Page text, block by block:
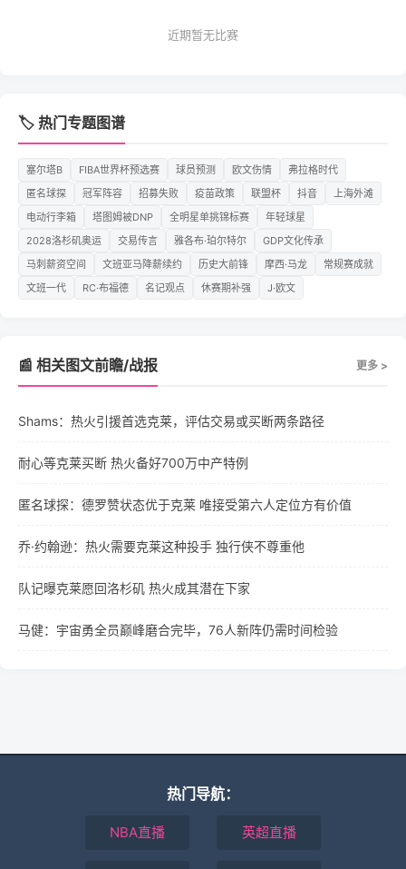
近期暂无比赛
🏷️ 热门专题图谱
塞尔塔B FIBA世界杯预选赛 球员预测 欧文伤情
弗拉格时代
匿名球探
冠军阵容 招募失败 疫苗政策 联盟杯 抖音
上海外滩
电动行李箱
塔图姆被DNP 全明星单挑锦标赛
年轻球星
2028洛杉矶奥运
交易传言 雅各布·珀尔特尔
GDP文化传承
马刺薪资空间
文班亚马降薪续约 历史大前锋 摩西·马龙
常规赛成就
文班一代
RC·布福德 名记观点 休赛期补强 J·欧文
📰 相关图文前瞻/战报 更多 >
Shams：热火引援首选克莱，评估交易或买断两条路径
耐心等克莱买断 热火备好700万中产特例
匿名球探：德罗赞状态优于克莱 唯接受第六人定位方有价值
乔·约翰逊：热火需要克莱这种投手 独行侠不尊重他
队记曝克莱愿回洛杉矶 热火成其潜在下家
马健：宇宙勇全员巅峰磨合完毕，76人新阵仍需时间检验
热门导航：
NBA直播 英超直播